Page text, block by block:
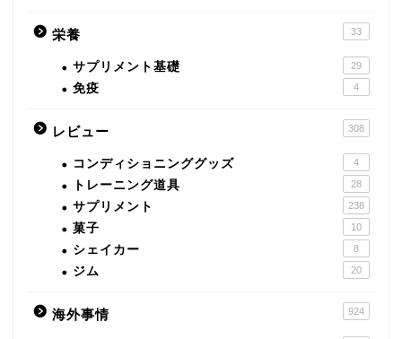
栄養 33
サプリメント基礎 29
免疫 4
レビュー 308
コンディショニンググッズ 4
トレーニング道具 28
サプリメント 238
菓子 10
シェイカー 8
ジム 20
海外事情 924